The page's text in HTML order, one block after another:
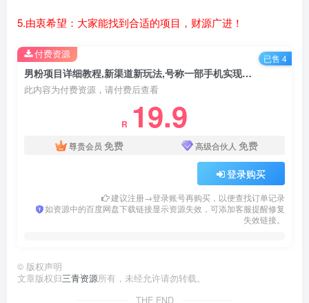
5.由衷希望：大家能找到合适的项目，财源广进！
男粉项目详细教程,新渠道新玩法,号称一部手机实现月入过万（教程+资源）
此内容为付费资源，请付费后查看
R 19.9
尊贵会员 免费 高级合伙人 免费
登录购买
建议注册→登录账号再购买，以便查找订单记录
如资源中的百度网盘下载链接显示资源失效，可添加客服提醒修复
失效链接。
付费资源 已售 4
© 版权声明
文章版权归三青资源所有，未经允许请勿转载。
THE END